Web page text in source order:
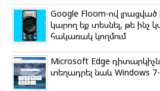
Google Floom-ով լրացված
կարող եք տեսնել, թե ինչ
հակառակ կողմում
Microsoft Edge
տեղադրել նաև Windows